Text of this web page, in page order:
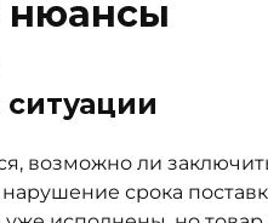
нюансы
возможно ли
нарушение срока